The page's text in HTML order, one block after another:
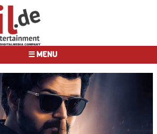
☰ MENU